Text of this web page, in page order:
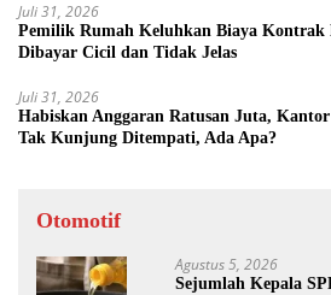
Juli 31, 2026
Pemilik Rumah Keluhkan Biaya
Dibayar Cicil dan Tidak Jelas
Juli 31, 2026
Habiskan Anggaran Ratusan Juta,
Tak Kunjung Ditempati, Ada Apa?
Otomotif
Agustus 5, 2026
Sejumlah Kepala